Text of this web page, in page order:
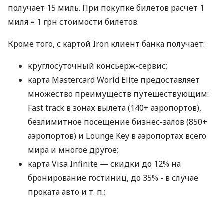
получает 15 миль. При покупке билетов расчет 1
миля = 1 грн стоимости билетов.
Кроме того, с картой Iron клиент банка получает:
круглосуточный консьерж-сервис;
карта Mastercard World Elite предоставляет
множество преимуществ путешествующим:
Fast track в зонах вылета (140+ аэропортов),
безлимитное посещение бизнес-залов (850+
аэропортов) и Lounge Key в аэропортах всего
мира и многое другое;
карта Visa Infinite — скидки до 12% на
бронирование гостиниц, до 35% - в случае
проката авто и т. п.;